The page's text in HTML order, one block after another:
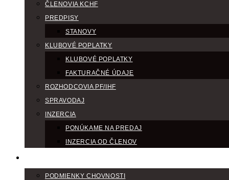
ČLENOVIA KCHF
PREDPISY
STANOVY
KLUBOVÉ POPLATKY
KLUBOVÉ POPLATKY
FAKTURAČNÉ ÚDAJE
ROZHODCOVIA PF/IHF
SPRAVODAJ
INZERCIA
PONÚKAME NA PREDAJ
INZERCIA OD ČLENOV
PODMIENKY CHOVNOSTI